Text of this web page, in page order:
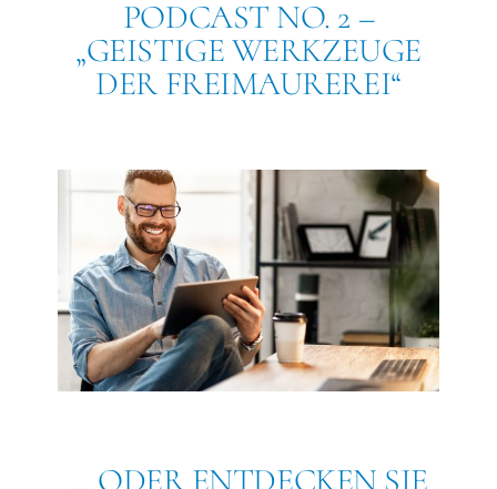
PODCAST NO. 2 –
„GEISTIGE WERKZEUGE
DER FREIMAUREREI“